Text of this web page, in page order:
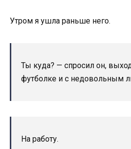
Утром я ушла раньше него.
Ты куда? — спросил он,
футболке и с недовольным
На работу.